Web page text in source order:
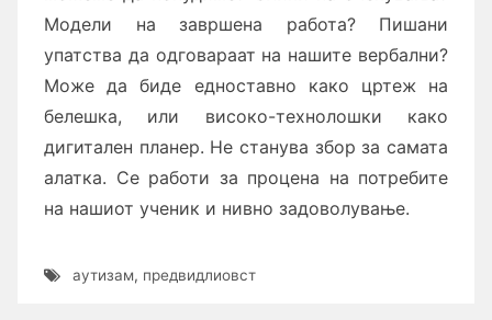
Модели на завршена работа? Пишани
упатства да одговараат на нашите вербални?
Може да биде едноставно како цртеж на
белешка, или високо-технолошки како
дигитален планер. Не станува збор за самата
алатка. Се работи за процена на потребите
на нашиот ученик и нивно задоволување.
аутизам, предвидлиовст